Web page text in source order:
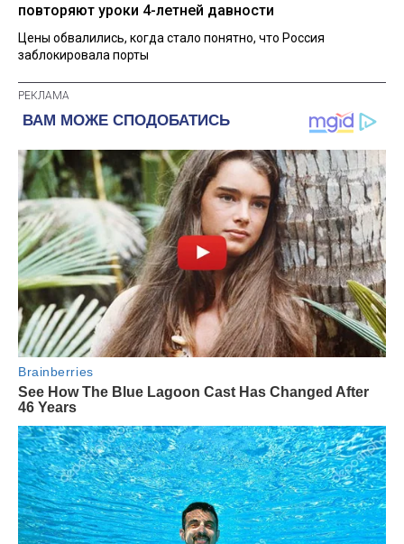
повторяют уроки 4-летней давности
Цены обвалились, когда стало понятно, что Россия
заблокировала порты